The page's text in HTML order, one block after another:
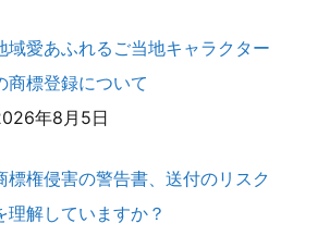
域愛あふれるご当地キャラクター
商標登録について
年8月5日
標権侵害の警告書、送付のリスク
理解していますか？